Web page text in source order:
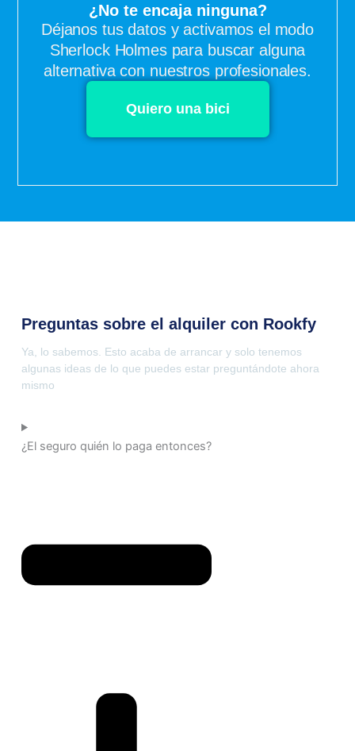
¿No te encaja ninguna?
Déjanos tus datos y activamos el modo
Sherlock Holmes para buscar alguna
alternativa con nuestros profesionales.
Quiero una bici
Preguntas sobre el alquiler con Rookfy
Ya, lo sabemos. Esto acaba de arrancar y solo tenemos
algunas ideas de lo que puedes estar preguntándote ahora
mismo
¿El seguro quién lo paga entonces?